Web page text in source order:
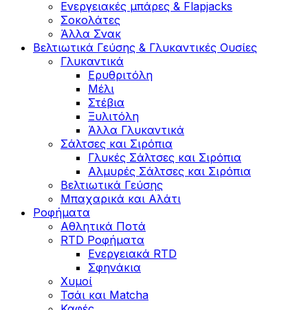
Ενεργειακές μπάρες & Flapjacks
Σοκολάτες
Άλλα Σνακ
Βελτιωτικά Γεύσης & Γλυκαντικές Ουσίες
Γλυκαντικά
Ερυθριτόλη
Μέλι
Στέβια
Ξυλιτόλη
Άλλα Γλυκαντικά
Σάλτσες και Σιρόπια
Γλυκές Σάλτσες και Σιρόπια
Αλμυρές Σάλτσες και Σιρόπια
Bελτιωτικά Γεύσης
Μπαχαρικά και Αλάτι
Ροφήματα
Αθλητικά Ποτά
RTD Ροφήματα
Ενεργειακά RTD
Σφηνάκια
Χυμοί
Τσάι και Matcha